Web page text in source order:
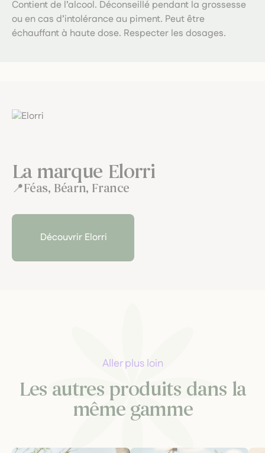
Contient de l’alcool. Déconseillé pendant la grossesse
ou en cas d’intolérance au piment. Peut être
échauffant à haute dose. Respecter les dosages.
La marque Elorri
Féas, Béarn, France
Découvrir Elorri
Aller plus loin
Les autres produits dans la
même gamme